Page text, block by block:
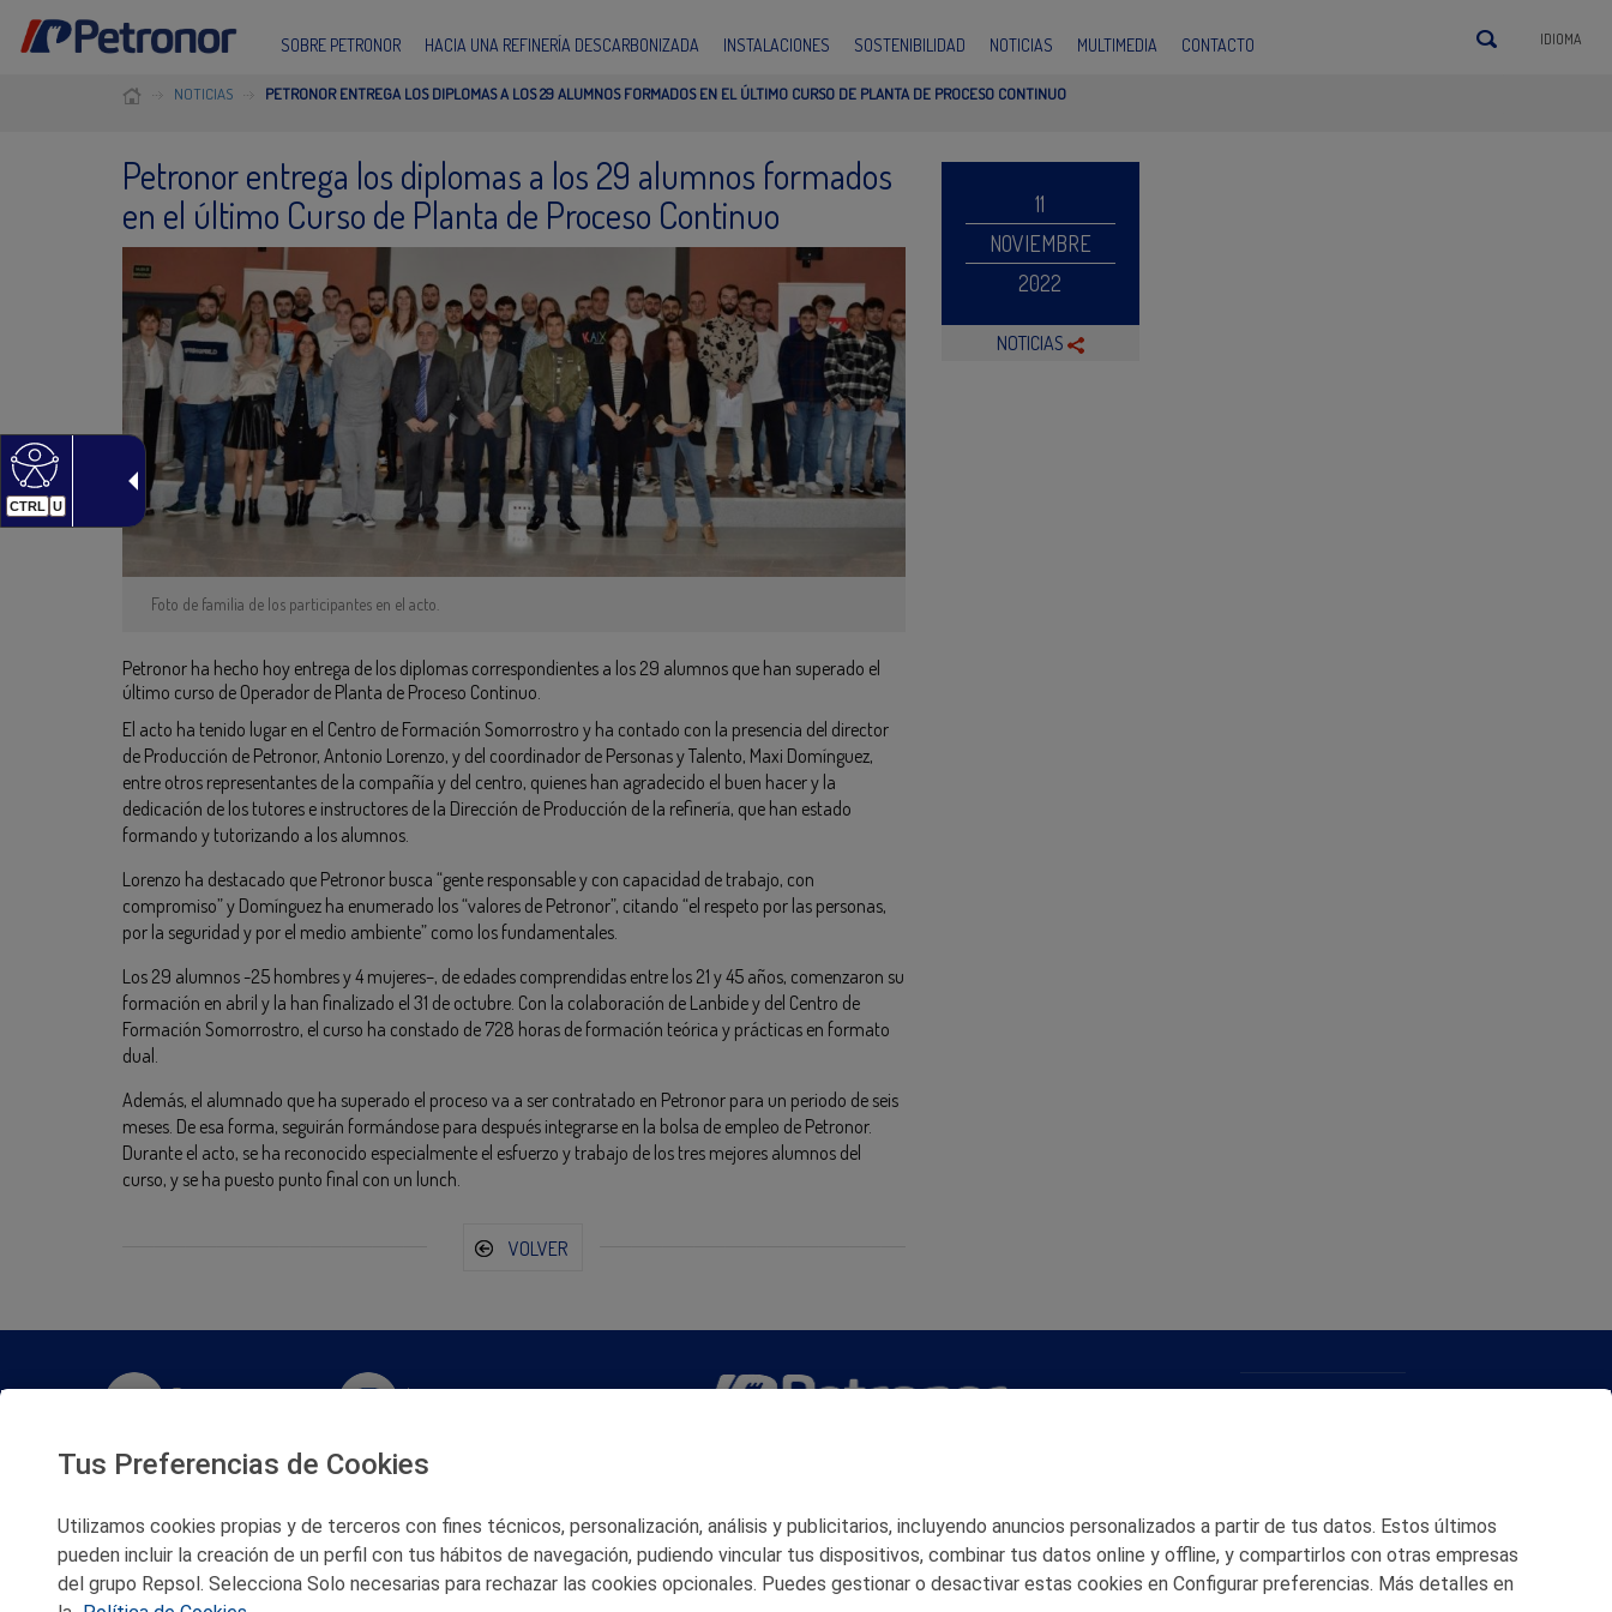
CTRL U
SOBRE PETRONOR HACIA UNA REFINERÍA DESCARBONIZADA INSTALACIONES SOSTENIBILIDAD NOTICIAS MULTIMEDIA CONTACTO IDIOMA
NOTICIAS PETRONOR ENTREGA LOS DIPLOMAS A LOS 29 ALUMNOS FORMADOS EN EL ÚLTIMO CURSO DE PLANTA DE PROCESO CONTINUO
Petronor entrega los diplomas a los 29 alumnos formados
en el último Curso de Planta de Proceso Continuo
Foto de familia de los participantes en el acto.
Petronor ha hecho hoy entrega de los diplomas correspondientes a los 29 alumnos que han superado el
último curso de Operador de Planta de Proceso Continuo.
El acto ha tenido lugar en el Centro de Formación Somorrostro y ha contado con la presencia del director
de Producción de Petronor, Antonio Lorenzo, y del coordinador de Personas y Talento, Maxi Domínguez,
entre otros representantes de la compañía y del centro, quienes han agradecido el buen hacer y la
dedicación de los tutores e instructores de la Dirección de Producción de la refinería, que han estado
formando y tutorizando a los alumnos.
Lorenzo ha destacado que Petronor busca “gente responsable y con capacidad de trabajo, con
compromiso” y Domínguez ha enumerado los “valores de Petronor”, citando “el respeto por las personas,
por la seguridad y por el medio ambiente” como los fundamentales.
Los 29 alumnos -25 hombres y 4 mujeres–, de edades comprendidas entre los 21 y 45 años, comenzaron su
formación en abril y la han finalizado el 31 de octubre. Con la colaboración de Lanbide y del Centro de
Formación Somorrostro, el curso ha constado de 728 horas de formación teórica y prácticas en formato
dual.
Además, el alumnado que ha superado el proceso va a ser contratado en Petronor para un periodo de seis
meses. De esa forma, seguirán formándose para después integrarse en la bolsa de empleo de Petronor.
Durante el acto, se ha reconocido especialmente el esfuerzo y trabajo de los tres mejores alumnos del
curso, y se ha puesto punto final con un lunch.
VOLVER
11
NOVIEMBRE
2022
NOTICIAS
Twitter
Facebook
Youtube
Flickr
Instagram
Slideshare
Soundcloud © 2026 Petronor S.A.
POLITICA DE COOKIES
Tus Preferencias de Cookies
Utilizamos cookies propias y de terceros con fines técnicos, personalización, análisis y publicitarios, incluyendo anuncios personalizados a partir de tus datos. Estos últimos
pueden incluir la creación de un perfil con tus hábitos de navegación, pudiendo vincular tus dispositivos, combinar tus datos online y offline, y compartirlos con otras empresas
del grupo Repsol. Selecciona Solo necesarias para rechazar las cookies opcionales. Puedes gestionar o desactivar estas cookies en Configurar preferencias. Más detalles en